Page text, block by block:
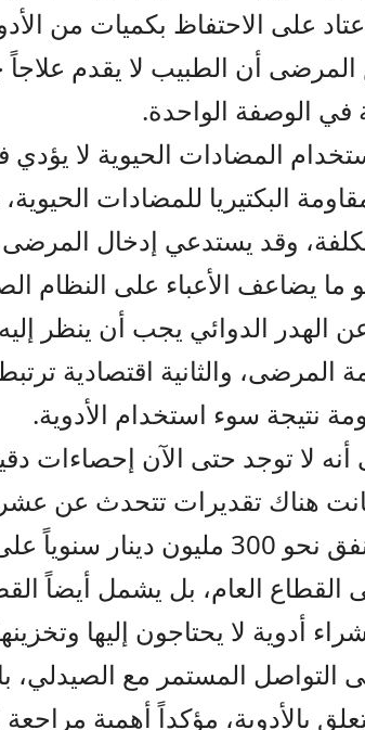
على الاحتفاظ بكميات من
أن الطبيب لا يقدم
في الوصفة الواحدة.
المضادات الحيوية لا يؤدي
البكتيريا للمضادات
وقد يستدعي إدخال
ما يضاعف الأعباء على النظام
الهدر الدوائي يجب أن ينظر
والثانية اقتصادية ترتبط
نتيجة سوء استخدام الأدوية.
أنه لا توجد حتى الآن إحصاءات
هناك تقديرات تتحدث عن
أن القطاع العام ينفق نحو 300
القطاع العام، بل يشمل أيضاً
أدوية لا يحتاجون إليها
التواصل المستمر مع الصيدلي،
بالأدوية، مؤكداً أهمية